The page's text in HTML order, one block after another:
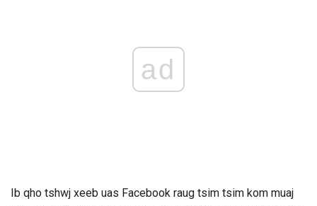
ad
Ib qho tshwj xeeb uas Facebook raug tsim tsim kom muaj